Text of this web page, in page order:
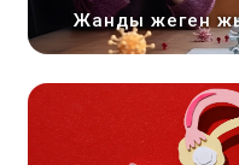
Жанды жеген